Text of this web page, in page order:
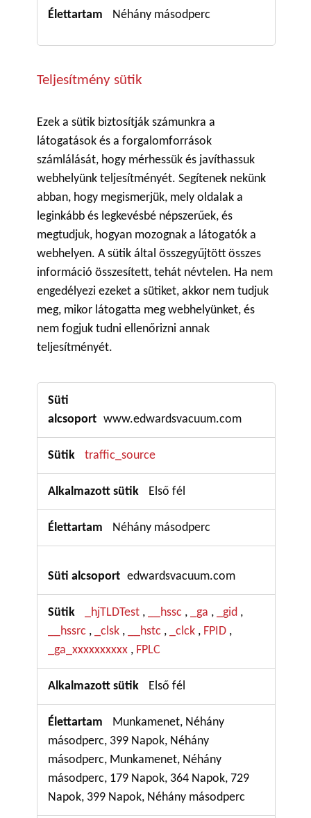
Néhány másodperc
Teljesítmény sütik
Ezek a sütik biztosítják számunkra a
látogatások és a forgalomforrások
számlálását, hogy mérhessük és javíthassuk
webhelyünk teljesítményét. Segítenek nekünk
abban, hogy megismerjük, mely oldalak a
leginkább és legkevésbé népszerűek, és
megtudjuk, hogyan mozognak a látogatók a
webhelyen. A sütik által összegyűjtött összes
információ összesített, tehát névtelen. Ha nem
engedélyezi ezeket a sütiket, akkor nem tudjuk
meg, mikor látogatta meg webhelyünket, és
nem fogjuk tudni ellenőrizni annak
teljesítményét.
sütik
www.edwardsvacuum.com
traffic_source
Első fél
Néhány másodperc
edwardsvacuum.com
_hjTLDTest , __hssc , _ga , _gid ,
__hssrc , _clsk , __hstc , _clck , FPID ,
_ga_xxxxxxxxxx , FPLC
Első fél
Munkamenet, Néhány
másodperc, 399 Napok, Néhány
másodperc, Munkamenet, Néhány
másodperc, 179 Napok, 364 Napok, 729
Napok, 399 Napok, Néhány másodperc